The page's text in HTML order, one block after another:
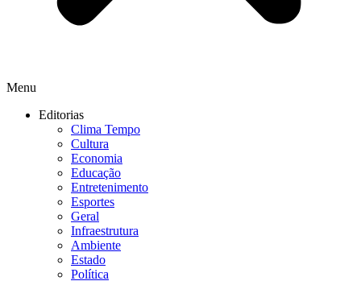
Menu
Editorias
Clima Tempo
Cultura
Economia
Educação
Entretenimento
Esportes
Geral
Infraestrutura
Ambiente
Estado
Política